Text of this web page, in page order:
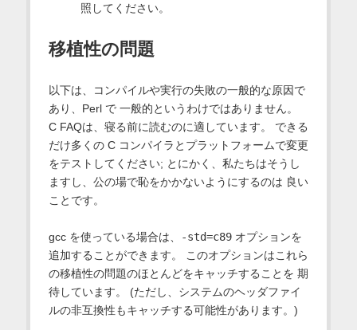
照してください。
移植性の問題
以下は、コンパイルや実行の失敗の一般的な原因で
あり、Perl で 一般的というわけではありません。
C FAQは、寝る前に読むのに適しています。 できる
だけ多くの C コンパイラとプラットフォームで変更
をテストしてください; とにかく、私たちはそうし
ますし、公の場で恥をかかないようにするのは 良い
ことです。
gcc を使っている場合は、 -std=c89オプションを
追加することができます。 このオプションはこれら
の移植性の問題のほとんどをキャッチすることを 期
待しています。 (ただし、システムのヘッダファイ
ルの非互換性もキャッチする可能性があります。)